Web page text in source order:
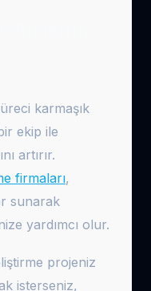
karmaşık
ekip ile
artırır.
firmaları,
sunarak
yardımcı olur.
projeniz
isterseniz,